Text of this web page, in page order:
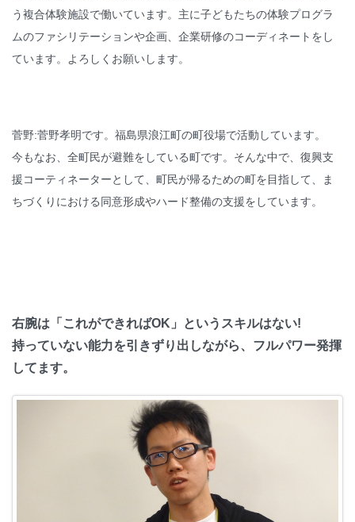
う複合体験施設で働いています。主に子どもたちの体験プログラ
ムのファシリテーションや企画、企業研修のコーディネートをし
ています。よろしくお願いします。
菅野:菅野孝明です。福島県浪江町の町役場で活動しています。
今もなお、全町民が避難をしている町です。そんな中で、復興支
援コーティネーターとして、町民が帰るための町を目指して、ま
ちづくりにおける同意形成やハード整備の支援をしています。
右腕は「これができればOK」というスキルはない!
持っていない能力を引きずり出しながら、フルパワー発揮
してます。